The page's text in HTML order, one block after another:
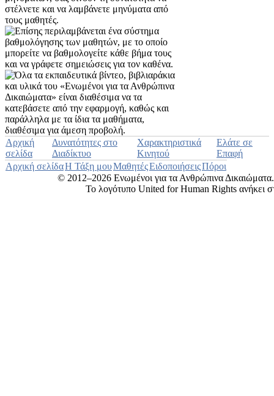
Αρχική
σελίδα
Δυνατότητες στο
Διαδίκτυο
Χαρακτηριστικά
Κινητού
Ελάτε σε
Επαφή
Αρχική σελίδαΗ Τάξη μουΜαθητέςΕιδοποιήσειςΠόροι
© 2012–2026 Ενωμένοι για τα Ανθρώπινα
Το λογότυπο United for Human Rights ανήκει